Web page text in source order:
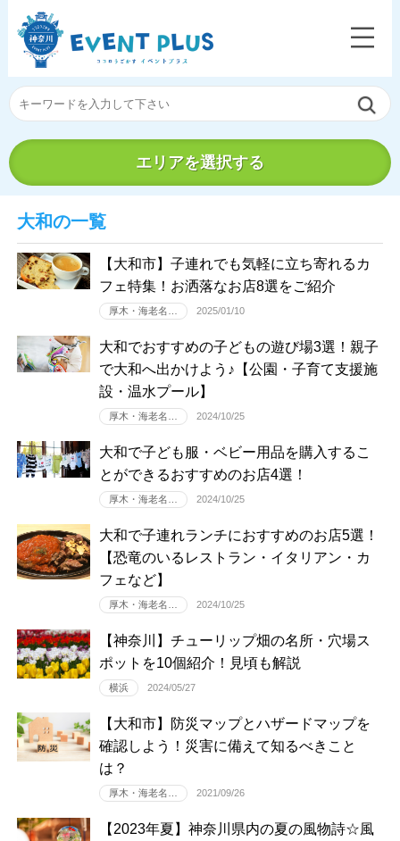
エリアを選択する
大和の一覧
【大和市】子連れでも気軽に立ち寄れるカ
フェ特集！お洒落なお店8選をご紹介
厚木・海老名… 2025/01/10
大和でおすすめの子どもの遊び場3選！親子
で大和へ出かけよう♪【公園・子育て支援施
設・温水プール】
厚木・海老名… 2024/10/25
大和で子ども服・ベビー用品を購入するこ
とができるおすすめのお店4選！
厚木・海老名… 2024/10/25
大和で子連れランチにおすすめのお店5選！
【恐竜のいるレストラン・イタリアン・カ
フェなど】
厚木・海老名… 2024/10/25
【神奈川】チューリップ畑の名所・穴場ス
ポットを10個紹介！見頃も解説
横浜 2024/05/27
【大和市】防災マップとハザードマップを
確認しよう！災害に備えて知るべきこと
は？
厚木・海老名… 2021/09/26
【2023年夏】神奈川県内の夏の風物詩☆風